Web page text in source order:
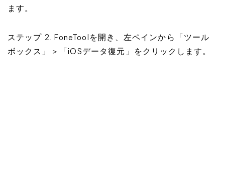
ます。
ステップ 2. FoneToolを開き、左ペインから「ツール
ボックス」＞「iOSデータ復元」をクリックします。